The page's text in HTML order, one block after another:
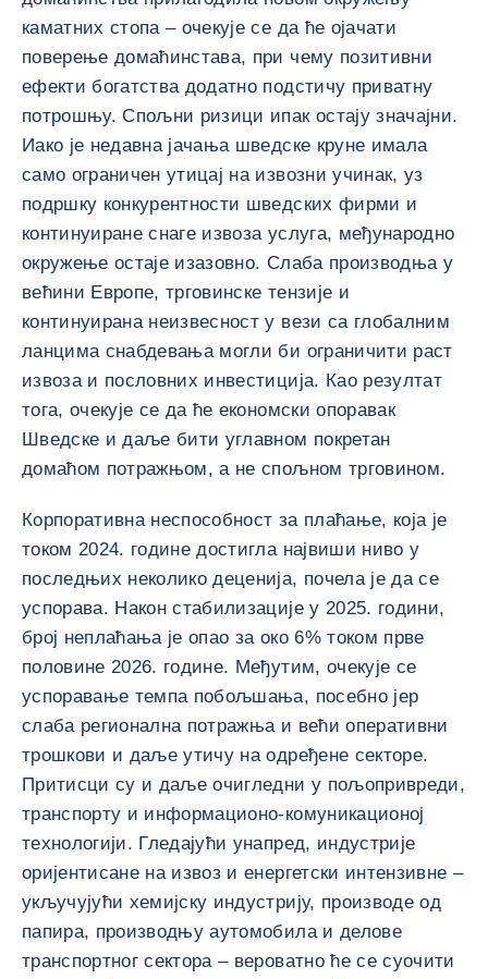
каматних стопа – очекује се да ће ојачати
поверење домаћинстава, при чему позитивни
ефекти богатства додатно подстичу приватну
потрошњу. Спољни ризици ипак остају значајни.
Иако је недавна јачања шведске круне имала
само ограничен утицај на извозни учинак, уз
подршку конкурентности шведских фирми и
континуиране снаге извоза услуга, међународно
окружење остаје изазовно. Слаба производња у
већини Европе, трговинске тензије и
континуирана неизвесност у вези са глобалним
ланцима снабдевања могли би ограничити раст
извоза и пословних инвестиција. Као резултат
тога, очекује се да ће економски опоравак
Шведске и даље бити углавном покретан
домаћом потражњом, а не спољном трговином.
Корпоративна неспособност за плаћање, која је
током 2024. године достигла највиши ниво у
последњих неколико деценија, почела је да се
успорава. Након стабилизације у 2025. години,
број неплаћања је опао за око 6% током прве
половине 2026. године. Међутим, очекује се
успоравање темпа побољшања, посебно јер
слаба регионална потражња и већи оперативни
трошкови и даље утичу на одређене секторе.
Притисци су и даље очигледни у пољопривреди,
транспорту и информационо-комуникационој
технологији. Гледајући унапред, индустрије
оријентисане на извоз и енергетски интензивне –
укључујући хемијску индустрију, производе од
папира, производњу аутомобила и делове
транспортног сектора – вероватно ће се суочити